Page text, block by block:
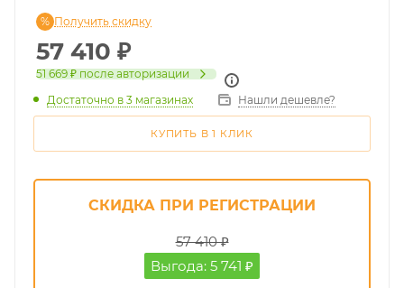
57 410 ₽
51 669 ₽ после авторизации
Получить скидку
Достаточно в 3 магазинах Нашли дешевле?
КУПИТЬ В 1 КЛИК
СКИДКА ПРИ РЕГИСТРАЦИИ
57 410 ₽
Выгода: 5 741 ₽